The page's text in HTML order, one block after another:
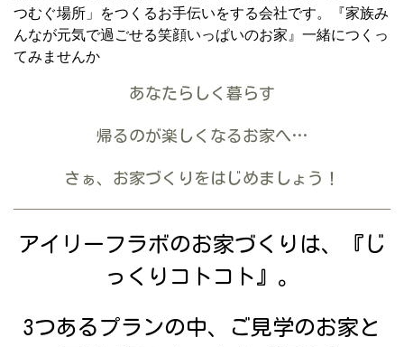
つむぐ場所」をつくるお手伝いをする会社です。『家族み
んなが元気で過ごせる笑顔いっぱいのお家』一緒につくっ
てみませんか
あなたらしく暮らす
帰るのが楽しくなるお家へ…
さぁ、お家づくりをはじめましょう！
アイリーフラボのお家づくりは、『じ
っくりコトコト』。
3つあるプランの中、ご見学のお家と